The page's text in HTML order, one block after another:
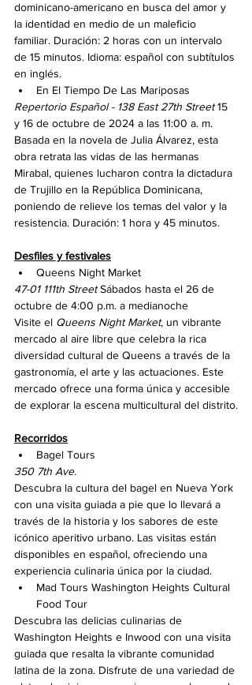
dominicano-americano en busca del amor y
la identidad en medio de un maleficio
familiar. Duración: 2 horas con un intervalo
de 15 minutos. Idioma: español con subtítulos
en inglés.
En El Tiempo De Las Mariposas
Repertorio Español - 138 East 27th Street 15
y 16 de octubre de 2024 a las 11:00 a. m.
Basada en la novela de Julia Álvarez, esta
obra retrata las vidas de las hermanas
Mirabal, quienes lucharon contra la dictadura
de Trujillo en la República Dominicana,
poniendo de relieve los temas del valor y la
resistencia. Duración: 1 hora y 45 minutos.
Desfiles y festivales
Queens Night Market
47-01 111th Street Sábados hasta el 26 de
octubre de 4:00 p.m. a medianoche
Visite el Queens Night Market, un vibrante
mercado al aire libre que celebra la rica
diversidad cultural de Queens a través de la
gastronomía, el arte y las actuaciones. Este
mercado ofrece una forma única y accesible
de explorar la escena multicultural del distrito.
Recorridos
Bagel Tours
350 7th Ave.
Descubra la cultura del bagel en Nueva York
con una visita guiada a pie que lo llevará a
través de la historia y los sabores de este
icónico aperitivo urbano. Las visitas están
disponibles en español, ofreciendo una
experiencia culinaria única por la ciudad.
Mad Tours Washington Heights Cultural
Food Tour
Descubra las delicias culinarias de
Washington Heights e Inwood con una visita
guiada que resalta la vibrante comunidad
latina de la zona. Disfrute de una variedad de